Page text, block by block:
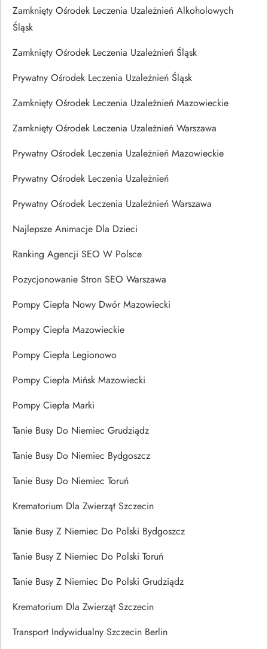
Zamknięty Ośrodek Leczenia Uzależnień Alkoholowych
Śląsk
Zamknięty Ośrodek Leczenia Uzależnień Śląsk
Prywatny Ośrodek Leczenia Uzależnień Śląsk
Zamknięty Ośrodek Leczenia Uzależnień Mazowieckie
Zamknięty Ośrodek Leczenia Uzależnień Warszawa
Prywatny Ośrodek Leczenia Uzależnień Mazowieckie
Prywatny Ośrodek Leczenia Uzależnień
Prywatny Ośrodek Leczenia Uzależnień Warszawa
Najlepsze Animacje Dla Dzieci
Ranking Agencji SEO W Polsce
Pozycjonowanie Stron SEO Warszawa
Pompy Ciepła Nowy Dwór Mazowiecki
Pompy Ciepła Mazowieckie
Pompy Ciepła Legionowo
Pompy Ciepła Mińsk Mazowiecki
Pompy Ciepła Marki
Tanie Busy Do Niemiec Grudziądz
Tanie Busy Do Niemiec Bydgoszcz
Tanie Busy Do Niemiec Toruń
Krematorium Dla Zwierząt Szczecin
Tanie Busy Z Niemiec Do Polski Bydgoszcz
Tanie Busy Z Niemiec Do Polski Toruń
Tanie Busy Z Niemiec Do Polski Grudziądz
Krematorium Dla Zwierząt Szczecin
Transport Indywidualny Szczecin Berlin